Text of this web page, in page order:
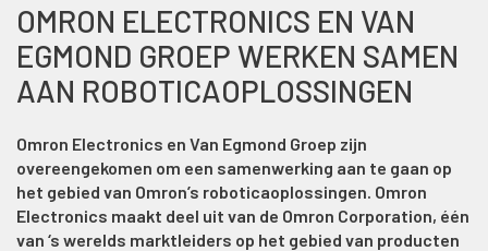
OMRON ELECTRONICS EN VAN
EGMOND GROEP WERKEN SAMEN
AAN ROBOTICAOPLOSSINGEN
Omron Electronics en Van Egmond Groep zijn
overeengekomen om een samenwerking aan te gaan op
het gebied van Omron’s roboticaoplossingen. Omron
Electronics maakt deel uit van de Omron Corporation, één
van ‘s werelds marktleiders op het gebied van producten